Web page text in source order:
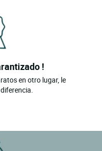
!
en otro lugar, le